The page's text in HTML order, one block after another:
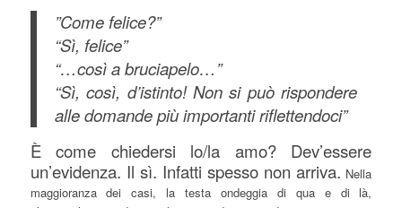
”Come felice?”
“Sì, felice”
“…così a bruciapelo…”
“Sì, così, d’istinto! Non si può rispondere
alle domande più importanti riflettendoci”
È come chiedersi lo/la amo? Dev’essere
un’evidenza. Il sì. Infatti spesso non arriva. Nella
maggioranza dei casi, la testa ondeggia di qua e di là,